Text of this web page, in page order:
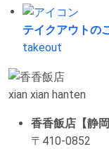
テイクアウトの
takeout
xian xian hanten
香香飯店【静
〒410-0852